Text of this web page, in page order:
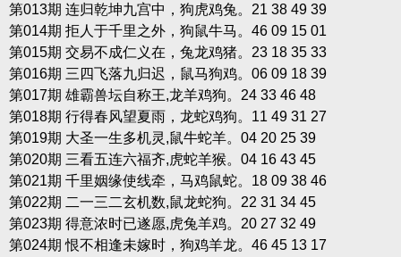
第013期 连归乾坤九宫中，狗虎鸡兔。21 38 49 39
第014期 拒人于千里之外，狗鼠牛马。46 09 15 01
第015期 交易不成仁义在，兔龙鸡猪。23 18 35 33
第016期 三四飞落九归迟，鼠马狗鸡。06 09 18 39
第017期 雄霸兽坛自称王,龙羊鸡狗。24 33 46 48
第018期 行得春风望夏雨，龙蛇鸡狗。11 49 31 27
第019期 大圣一生多机灵,鼠牛蛇羊。04 20 25 39
第020期 三看五连六福齐,虎蛇羊猴。04 16 43 45
第021期 千里姻缘使线牵，马鸡鼠蛇。18 09 38 46
第022期 二一三二玄机数,鼠龙蛇狗。22 31 34 45
第023期 得意浓时已遂愿,虎兔羊鸡。20 27 32 49
第024期 恨不相逢未嫁时，狗鸡羊龙。46 45 13 17